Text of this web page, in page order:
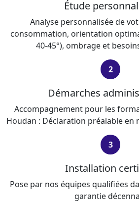
Étude
Analyse personnalisée de
consommation, orientation
40-45°), ombrage et
2
Démarches
Accompagnement pour les
Houdan : Déclaration préalable en
3
Installation
Pose par nos équipes qualifiées
garantie